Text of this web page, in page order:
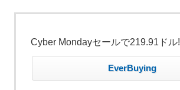
Cyber Mondayセールで219.91ドル!
EverBuying